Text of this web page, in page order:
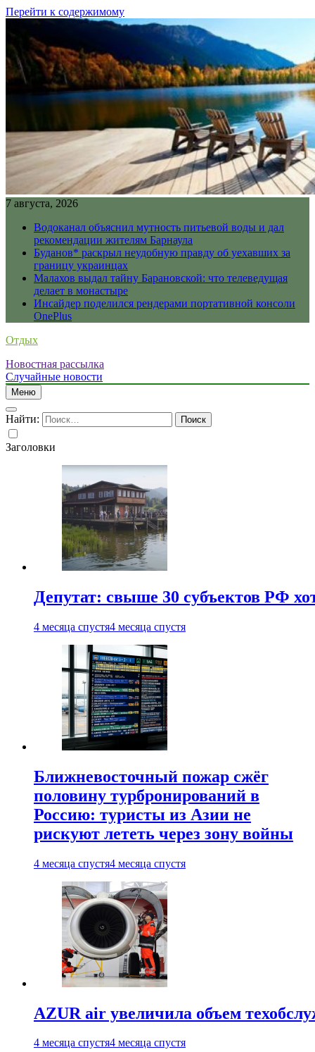
Перейти к содержимому
7 августа, 2026
Водоканал объяснил мутность питьевой воды и дал
рекомендации жителям Барнаула
Буданов* раскрыл неудобную правду об уехавших за
границу украинцах
Малахов выдал тайну Барановской: что телеведущая
делает в монастыре
Инсайдер поделился рендерами портативной консоли
OnePlus
Отдых
Новостная рассылка
Случайные новости
Меню
Найти:
Заголовки
Депутат: свыше 30 субъектов РФ
4 месяца спустя4 месяца спустя
Ближневосточный пожар сжёг
половину турбронирований в
Россию: туристы из Азии не
рискуют лететь через зону войны
4 месяца спустя4 месяца спустя
AZUR air увеличила объем
4 месяца спустя4 месяца спустя